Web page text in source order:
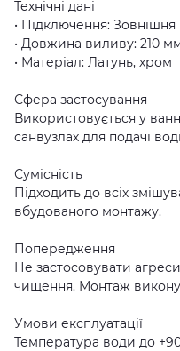
Технічні дані
• Підключення: Зовнішня
• Довжина виливу: 210
• Матеріал: Латунь, хром
Сфера застосування
Використовується у
санвузлах для подачі
Сумісність
Підходить до всіх
вбудованого монтажу.
Попередження
Не застосовувати
чищення. Монтаж
Умови експлуатації
Температура води до